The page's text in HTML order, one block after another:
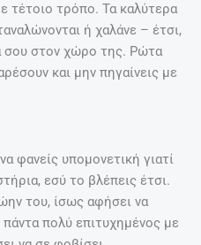
τέτοιο τρόπο. Τα καλύτερα
ή χαλάνε – έτσι,
σου στον χώρο της. Ρώτα
και μην πηγαίνεις με
φανείς υπομονετική γιατί
εσύ το βλέπεις έτσι.
του, ίσως αφήσει να
πολύ επιτυχημένος με